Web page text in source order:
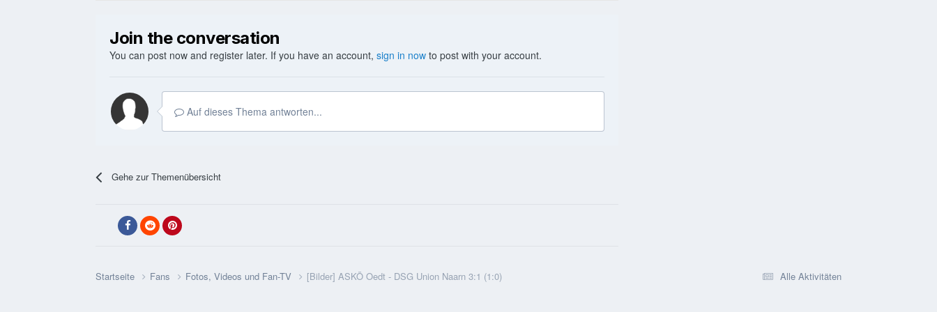
Join the conversation
You can post now and register later. If you have an account, sign in now to post with your account.
Auf dieses Thema antworten...
Gehe zur Themenübersicht
Alle Aktivitäten
Startseite Fans Fotos, Videos und Fan-TV [Bilder] ASKÖ Oedt - DSG Union Naarn 3:1 (1:0)